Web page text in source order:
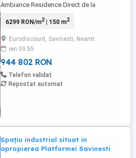
Ambiance Residence Direct de la
spațioasă, modernă și sigură pentru
îți oferă un stil de viață exclusivist într-o
zonă liniștită, la doar 15 minute de centrul
orașului Piatra Neamț (lângă ...
6299 RON/m2| 150 m2
Eurodiscount, Savinesti, Neamt
ieri 09:55
944 802 RON
Telefon validat
Repostat automat
Spațiu industrial situat in
apropierea Platformei Savinesti